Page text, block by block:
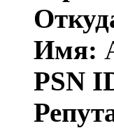
Имя:
PSN